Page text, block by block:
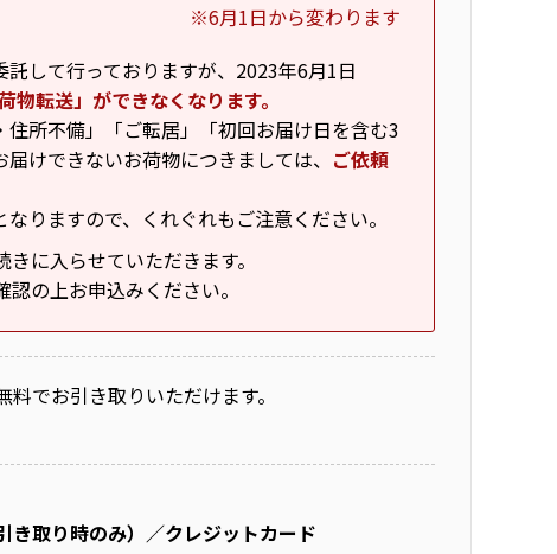
※6月1日から変わります
して行っておりますが、2023年6月1日
転送」ができなくなります。
所不備」「ご転居」「初回お届け日を含む3
けできないお荷物につきましては、 ご依頼
りますので、くれぐれもご注意ください。
に入らせていただきます。
の上お申込みください。
料でお引き取りいただけます。
き取り時のみ）／クレジットカード